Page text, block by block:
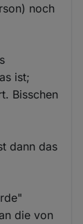
noch
ist;
Bisschen
dann das
die von